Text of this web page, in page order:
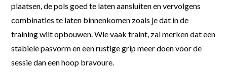
plaatsen, de pols goed te laten aansluiten en vervolgens
combinaties te laten binnenkomen zoals je dat in de
training wilt opbouwen. Wie vaak traint, zal merken dat een
stabiele pasvorm en een rustige grip meer doen voor de
sessie dan een hoop bravoure.